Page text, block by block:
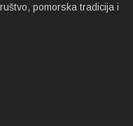
pomorska tradicija i